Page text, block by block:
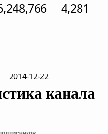
4,281
2014-12-22
канала